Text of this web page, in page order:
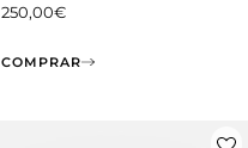
250,00€
COMPRAR